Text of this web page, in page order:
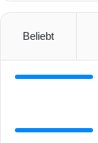
Beliebt